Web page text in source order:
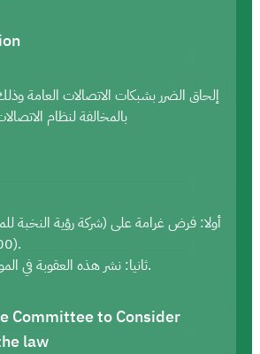
إلحاق الضرر بشبكات الاتصالات العامة
بالمخالفة لنظام
أولا: فرض غرامة على (شركة رؤية النخبة
(2,000) ريال سعودي.
ثانيا: نشر هذه العقوبة في الموقع الإلكتروني للهيئة.
Committee to Consider
law